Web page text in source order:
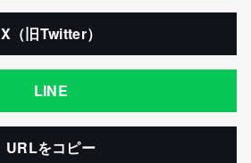
X（旧Twitter）
LINE
URLをコピー